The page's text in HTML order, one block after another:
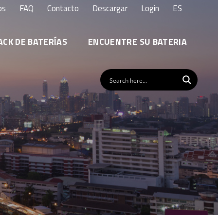
FAQ Contacto Descargar Login ES
DE BATERÍAS ENCUENTRE SU BATERIA